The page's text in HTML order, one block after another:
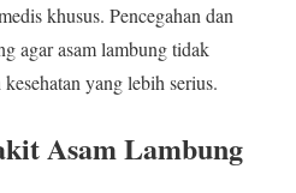
khusus. Pencegahan dan
agar asam lambung tidak
yang lebih serius.
Asam Lambung